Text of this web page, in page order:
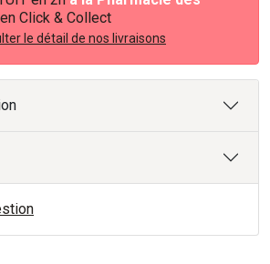
en Click & Collect
le détail de nos livraisons